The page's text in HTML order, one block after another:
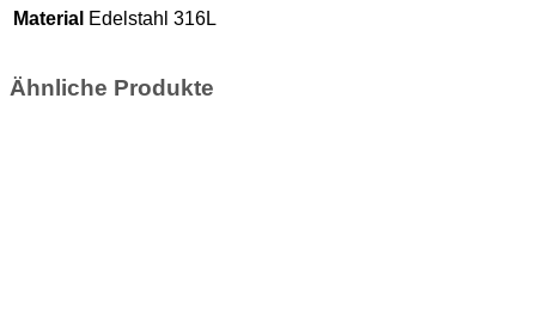
Material Edelstahl 316L
Ähnliche Produkte